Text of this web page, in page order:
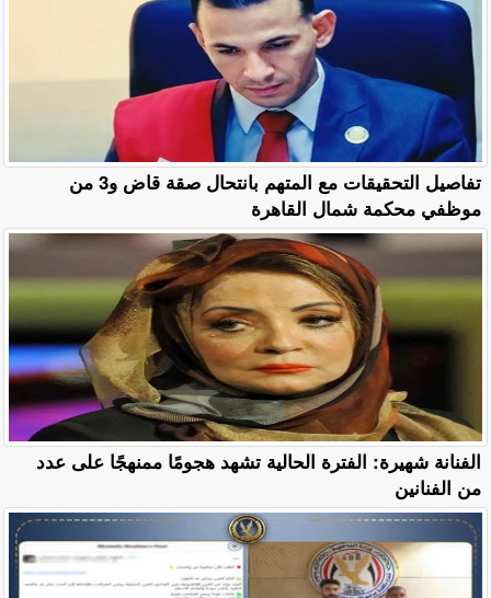
تفاصيل التحقيقات مع المتهم بانتحال صقة قاض و3 من
موظفي محكمة شمال القاهرة
الفنانة شهيرة: الفترة الحالية تشهد هجومًا ممنهجًا على عدد
من الفنانين